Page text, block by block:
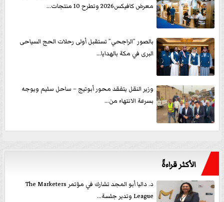
معرض كافيكس2026 وتطرح 10 منتجات...
بالصور ”الراجحي” تستقبل أولى رحلات الحج السياحى
البرى في مكة بالهدايا...
وزير النقل يتفقد محور أبوتيج – ساحل سليم ويوجه
بسرعة الانتهاء من...
الأكثر قراءةً
د. داليا أبو المجد تشارك في مؤتمر The Marketers
League وتدير جلسة...